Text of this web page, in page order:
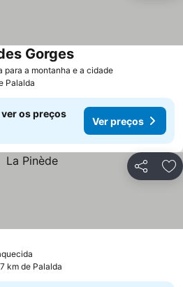
para a montanha e a cidade
Gorges
Palalda
os preços
Ver preços
Partilhar
km de Palalda